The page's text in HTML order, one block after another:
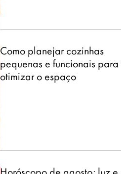
Como planejar cozinhas
pequenas e funcionais para
otimizar o espaço